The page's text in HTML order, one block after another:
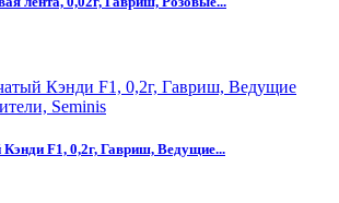
F1, 0,2г, Гавриш, Ведущие...